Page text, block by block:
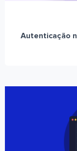
Autenticação